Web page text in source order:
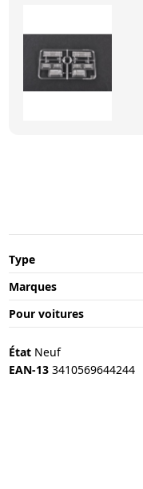
Type
Marques
Pour voitures
État Neuf
EAN-13 3410569644244